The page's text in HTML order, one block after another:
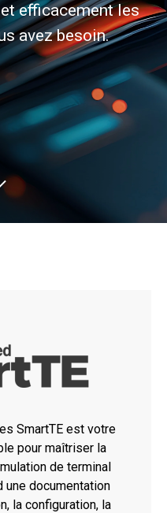
efficacement les
avez besoin.
SmartTE est votre
pour maîtriser la
de terminal
une documentation
la configuration, la